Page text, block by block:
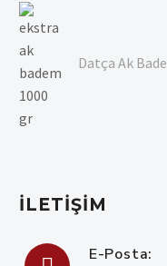
Datça Ak
İLETIŞIM
E-Posta: